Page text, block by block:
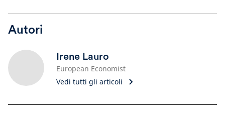
Autori
Irene Lauro
European Economist
Vedi tutti gli articoli